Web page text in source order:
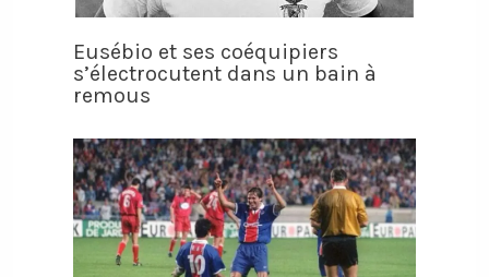
Eusébio et ses coéquipiers
s’électrocutent dans un bain à
remous